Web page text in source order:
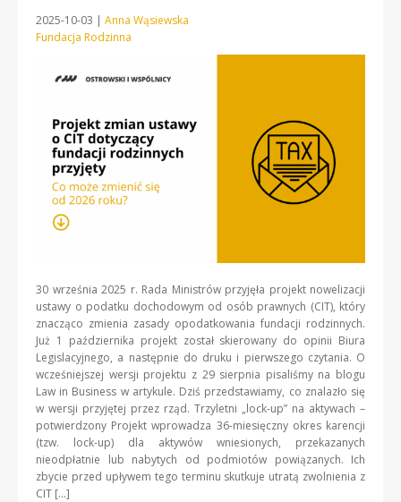
2025-10-03 | Anna Wąsiewska
Fundacja Rodzinna
30 września 2025 r. Rada Ministrów przyjęła projekt nowelizacji
ustawy o podatku dochodowym od osób prawnych (CIT), który
znacząco zmienia zasady opodatkowania fundacji rodzinnych.
Już 1 października projekt został skierowany do opinii Biura
Legislacyjnego, a następnie do druku i pierwszego czytania. O
wcześniejszej wersji projektu z 29 sierpnia pisaliśmy na blogu
Law in Business w artykule. Dziś przedstawiamy, co znalazło się
w wersji przyjętej przez rząd. Trzyletni „lock-up” na aktywach –
potwierdzony Projekt wprowadza 36-miesięczny okres karencji
(tzw. lock-up) dla aktywów wniesionych, przekazanych
nieodpłatnie lub nabytych od podmiotów powiązanych. Ich
zbycie przed upływem tego terminu skutkuje utratą zwolnienia z
CIT […]